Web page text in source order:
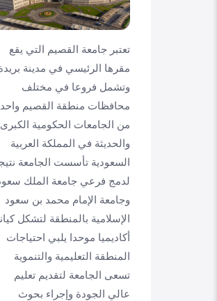
تعتبر جامعة القصيم التي يقع
مقرها الرئيسي في مدينة
وتشمل فروعا في مختلف
محافظات منطقة القصيم
من الجامعات الحكومية الكبرى
والحديثة في المملكة العربية
السعودية تأسست الجامعة
لدمج فرعي جامعة الملك
وجامعة الإمام محمد بن سعود
الإسلامية بالمنطقة لتشكل
أكاديميا موحدا يلبي احتياجات
المنطقة التعليمية والتنموية
تسعى الجامعة لتقديم تعليم
عالي الجودة وإجراء بحوث